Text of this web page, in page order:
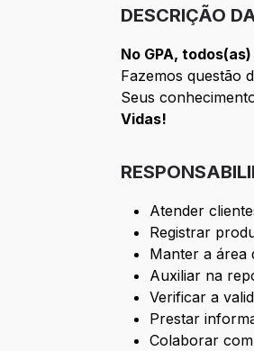
DESCRIÇÃO
No GPA,
Fazemos questão
Seus
Vidas!
Atender
Registrar
Manter a área
Auxiliar na
Verificar a
Prestar
Colaborar